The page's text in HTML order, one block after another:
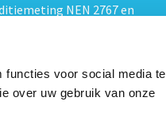
functies voor social media te
over uw gebruik van onze
NEN 2767 en
Basis Woningen
VvE-beheer